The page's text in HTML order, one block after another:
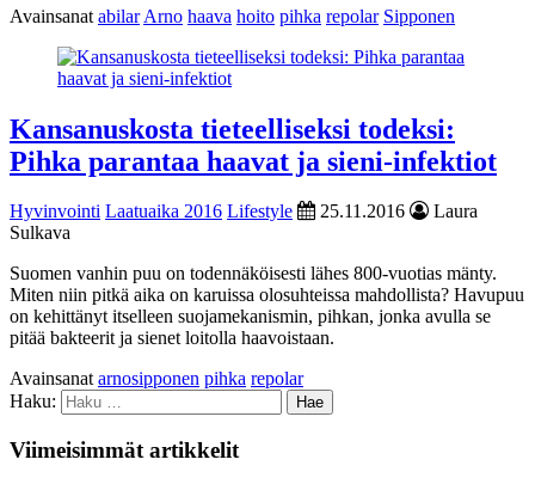
Avainsanat abilar Arno haava hoito pihka repolar Sipponen
Kansanuskosta tieteelliseksi todeksi:
Pihka parantaa haavat ja sieni-infektiot
Hyvinvointi Laatuaika 2016 Lifestyle 25.11.2016
Laura
Sulkava
Suomen vanhin puu on todennäköisesti lähes 800-vuotias mänty.
Miten niin pitkä aika on karuissa olosuhteissa mahdollista? Havupuu
on kehittänyt itselleen suojamekanismin, pihkan, jonka avulla se
pitää bakteerit ja sienet loitolla haavoistaan.
Avainsanatarnosipponen pihka repolar
Haku:
Viimeisimmät artikkelit